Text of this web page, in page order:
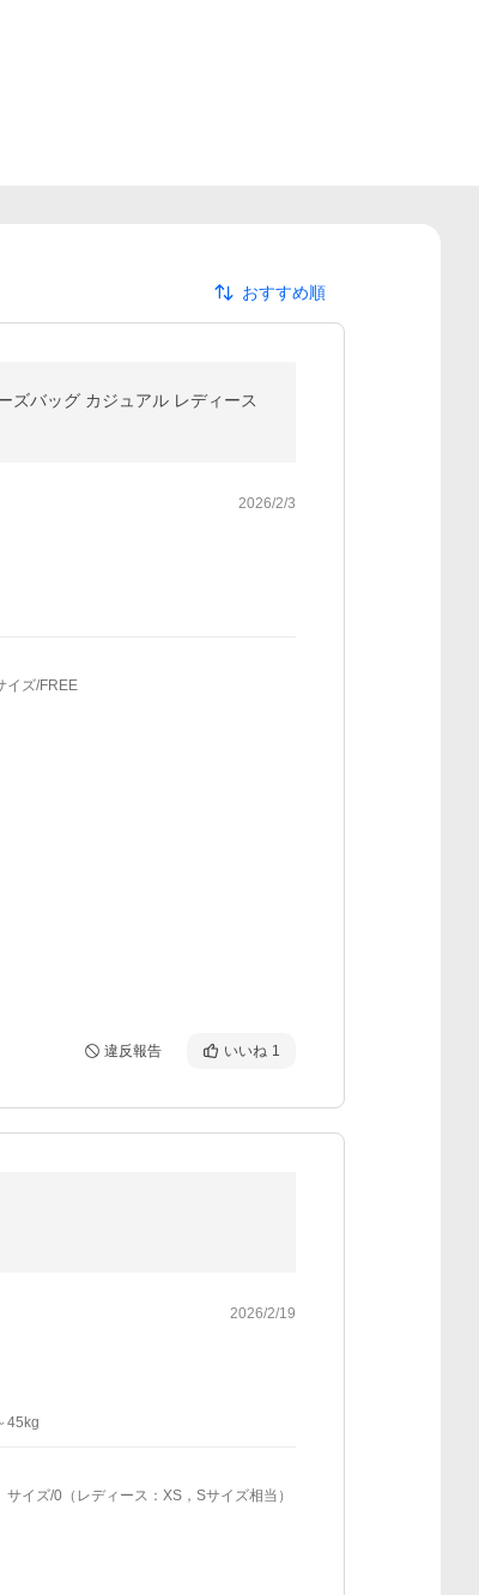
おすすめ順
ズバッグ カジュアル レディース
2026/2/3
イズ/FREE
違反報告 いいね 1
2026/2/19
45kg
サイズ/0（レディース：XS，Sサイズ相当）